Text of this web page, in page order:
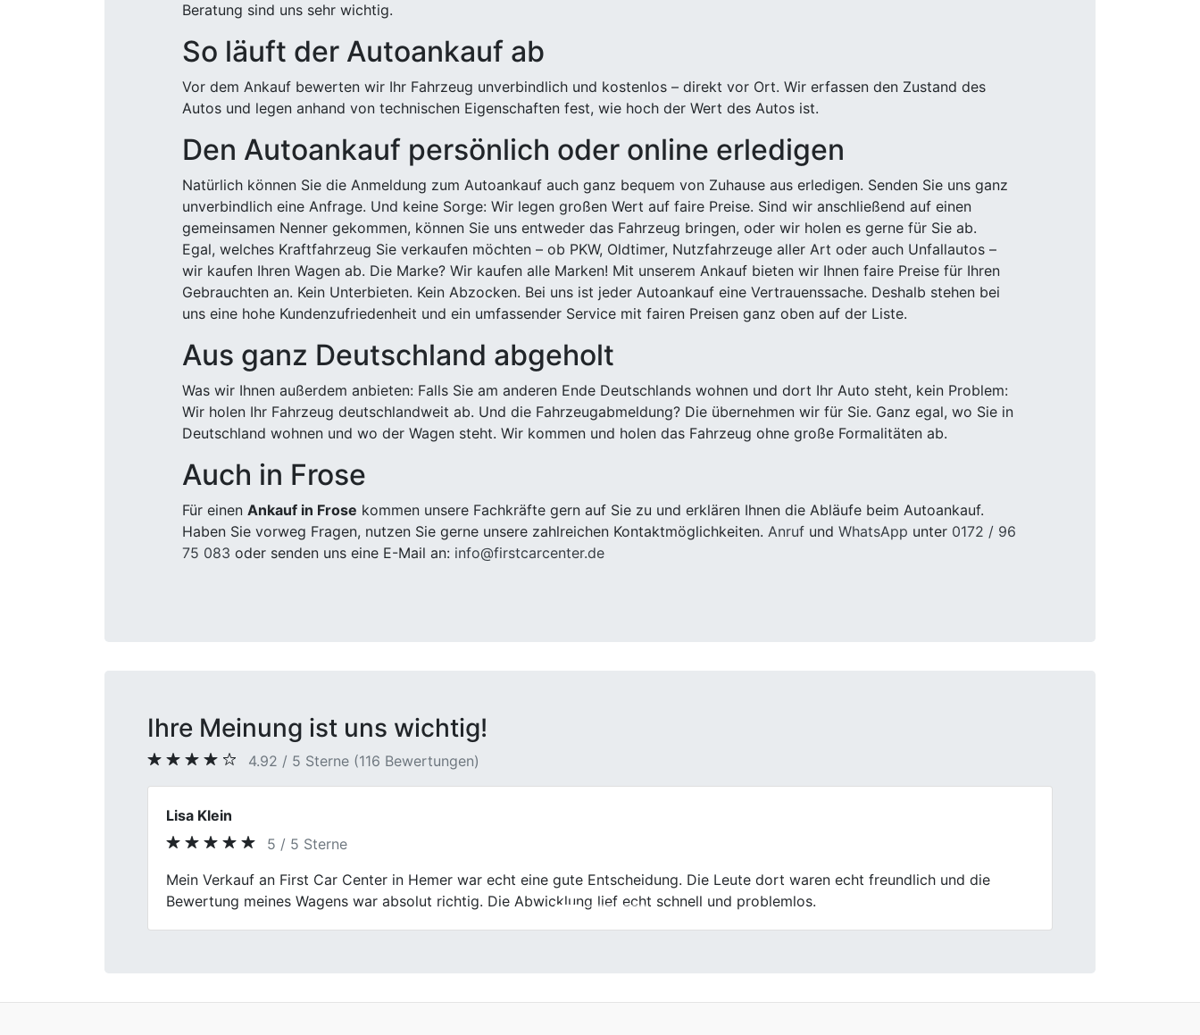
Beratung sind uns sehr wichtig.
So läuft der Autoankauf ab
Vor dem Ankauf bewerten wir Ihr Fahrzeug unverbindlich und kostenlos – direkt vor Ort. Wir erfassen den Zustand des
Autos und legen anhand von technischen Eigenschaften fest, wie hoch der Wert des Autos ist.
Den Autoankauf persönlich oder online erledigen
Natürlich können Sie die Anmeldung zum Autoankauf auch ganz bequem von Zuhause aus erledigen. Senden Sie uns ganz
unverbindlich eine Anfrage. Und keine Sorge: Wir legen großen Wert auf faire Preise. Sind wir anschließend auf einen
gemeinsamen Nenner gekommen, können Sie uns entweder das Fahrzeug bringen, oder wir holen es gerne für Sie ab.
Egal, welches Kraftfahrzeug Sie verkaufen möchten – ob PKW, Oldtimer, Nutzfahrzeuge aller Art oder auch Unfallautos –
wir kaufen Ihren Wagen ab. Die Marke? Wir kaufen alle Marken! Mit unserem Ankauf bieten wir Ihnen faire Preise für Ihren
Gebrauchten an. Kein Unterbieten. Kein Abzocken. Bei uns ist jeder Autoankauf eine Vertrauenssache. Deshalb stehen bei
uns eine hohe Kundenzufriedenheit und ein umfassender Service mit fairen Preisen ganz oben auf der Liste.
Aus ganz Deutschland abgeholt
Was wir Ihnen außerdem anbieten: Falls Sie am anderen Ende Deutschlands wohnen und dort Ihr Auto steht, kein Problem:
Wir holen Ihr Fahrzeug deutschlandweit ab. Und die Fahrzeugabmeldung? Die übernehmen wir für Sie. Ganz egal, wo Sie in
Deutschland wohnen und wo der Wagen steht. Wir kommen und holen das Fahrzeug ohne große Formalitäten ab.
Auch in Frose
Für einen Ankauf in Frose kommen unsere Fachkräfte gern auf Sie zu und erklären Ihnen die Abläufe beim Autoankauf.
Haben Sie vorweg Fragen, nutzen Sie gerne unsere zahlreichen Kontaktmöglichkeiten. Anruf und WhatsApp unter 0172 / 96
75 083 oder senden uns eine E-Mail an: info@firstcarcenter.de
Ihre Meinung ist uns wichtig!
4.92 / 5 Sterne (116 Bewertungen)
Monika Schröder
5 / 5 Sterne
Ich wurde bei First Car Center in Bönen freundlich empfangen und sachlich beraten. Der gesamte Ablauf war effizient und gut
organisiert.